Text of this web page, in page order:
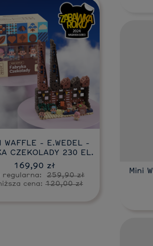
WAFFLE - E.WEDEL -
CZEKOLADY 230 EL.
169,90 zł
regularna:
259,90 zł
cena: 120,00 zł
Do koszyka
Mini